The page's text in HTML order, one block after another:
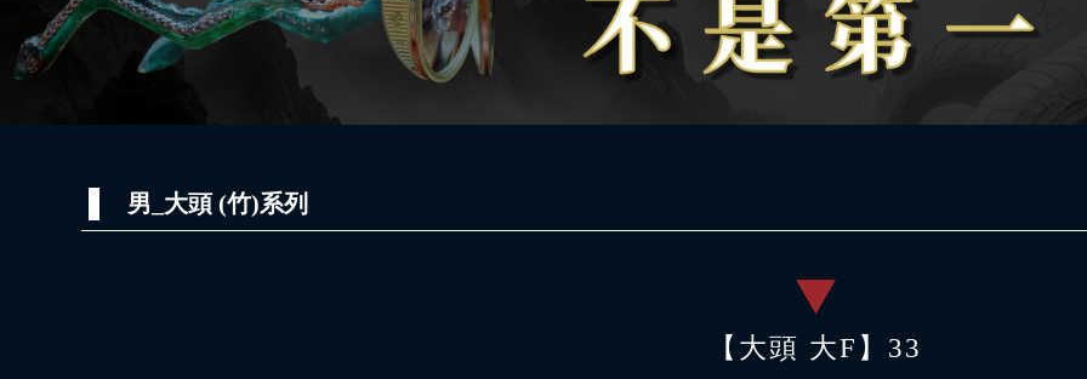
男_大頭 (竹)系列
【大頭 大F】33